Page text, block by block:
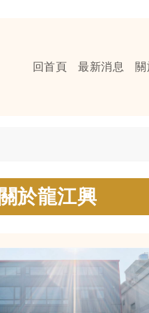
回首頁 最新消息
關於龍江興